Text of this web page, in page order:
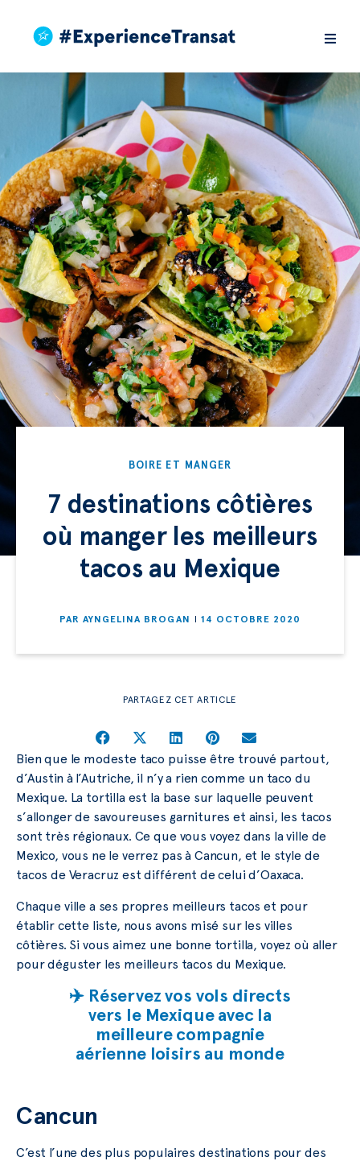
BOIRE ET MANGER
7 destinations côtières
où manger les meilleurs
tacos au Mexique
PAR AYNGELINA BROGAN 14 OCTOBRE 2020
PARTAGEZ CET ARTICLE
Bien que le modeste taco puisse être trouvé partout,
d’Austin à l’Autriche, il n’y a rien comme un taco du
Mexique. La tortilla est la base sur laquelle peuvent
s’allonger de savoureuses garnitures et ainsi, les tacos
sont très régionaux. Ce que vous voyez dans la ville de
Mexico, vous ne le verrez pas à Cancun, et le style de
tacos de Veracruz est différent de celui d’Oaxaca.
Chaque ville a ses propres meilleurs tacos et pour
établir cette liste, nous avons misé sur les villes
côtières. Si vous aimez une bonne tortilla, voyez où aller
pour déguster les meilleurs tacos du Mexique.
✈️ Réservez vos vols directs
vers le Mexique avec la
meilleure compagnie
aérienne loisirs au monde
Cancun
C’est l’une des plus populaires destinations pour des